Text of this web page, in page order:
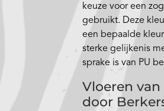
keuze voor een
gebruikt. Deze
een bepaalde
sterke gelijkenis
sprake is van PU
Vloeren
door